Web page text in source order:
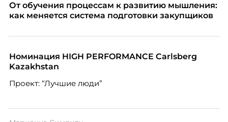
От обучения процессам к развитию мышления:
как меняется система подготовки закупщиков
Номинация HIGH PERFORMANCE Carlsberg
Kazakhstan
Проект: “Лучшие люди”